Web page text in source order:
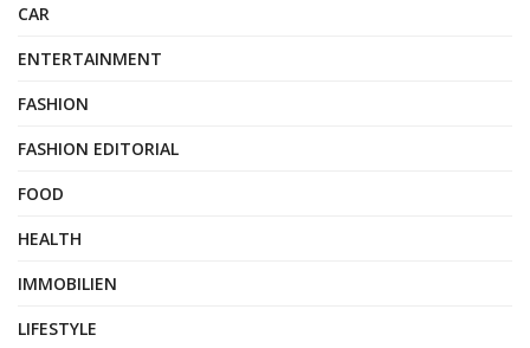
CAR
ENTERTAINMENT
FASHION
FASHION EDITORIAL
FOOD
HEALTH
IMMOBILIEN
LIFESTYLE